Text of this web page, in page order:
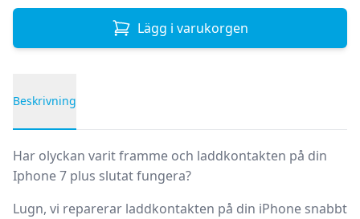
Lägg i varukorgen
Beskrivning
Har olyckan varit framme och laddkontakten på din
Iphone 7 plus slutat fungera?
Lugn, vi reparerar laddkontakten på din iPhone snabbt